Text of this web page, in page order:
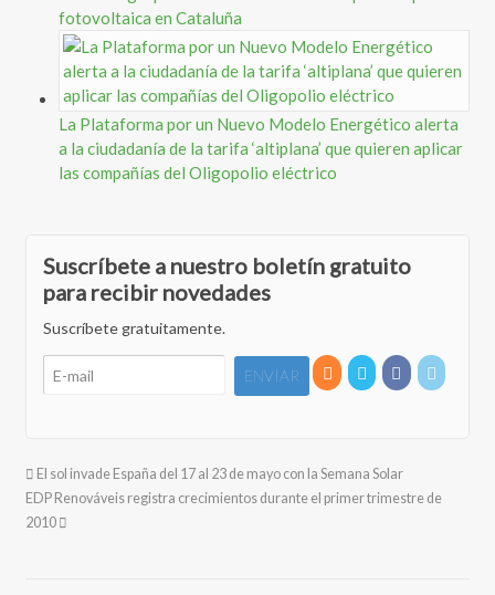
fotovoltaica en Cataluña
La Plataforma por un Nuevo Modelo Energético alerta
a la ciudadanía de la tarifa ‘altiplana’ que quieren aplicar
las compañías del Oligopolio eléctrico
Suscríbete a nuestro boletín gratuito
para recibir novedades
Suscríbete gratuitamente.
El sol invade España del 17 al 23 de mayo con la Semana Solar
EDP Renováveis registra crecimientos durante el primer trimestre de
2010